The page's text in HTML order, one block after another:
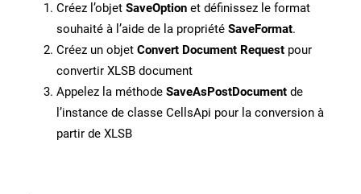
Créez l’objet SaveOption et définissez le format
souhaité à l’aide de la propriété SaveFormat.
Créez un objet Convert Document Request pour
convertir XLSB document
Appelez la méthode SaveAsPostDocument de
l’instance de classe CellsApi pour la conversion à
partir de XLSB